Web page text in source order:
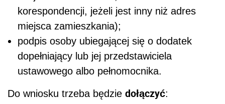
korespondencji, jeżeli jest inny niż adres
miejsca zamieszkania);
podpis osoby ubiegającej się o dodatek
dopełniający lub jej przedstawiciela
ustawowego albo pełnomocnika.
Do wniosku trzeba będzie dołączyć: